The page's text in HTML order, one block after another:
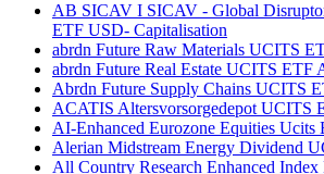
AB SICAV I SICAV - Global
ETF USD- Capitalisation
abrdn Future Raw Materials UCITS
abrdn Future Real Estate UCITS ETF
Abrdn Future Supply Chains UCITS
ACATIS Altersvorsorgedepot UCITS
AI-Enhanced Eurozone Equities Ucits
Alerian Midstream Energy Dividend
All Country Research Enhanced